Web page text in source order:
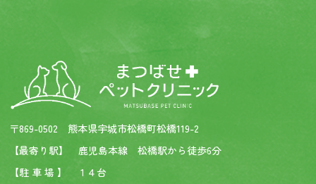
〒869-0502 熊本県宇城市松橋町松橋119-2
【最寄り駅】 鹿児島本線 松橋駅から徒歩6分
【駐 車 場 】 １４台